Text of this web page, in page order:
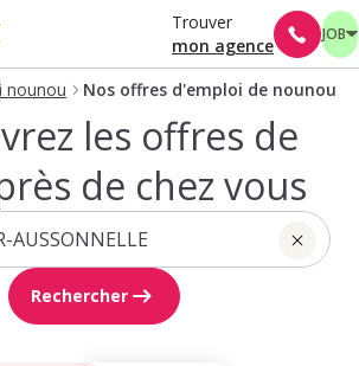
Trouver
mon agence
JOB
nounou Nos offres d'emploi de nounou
les offres de
de chez vous
Rechercher